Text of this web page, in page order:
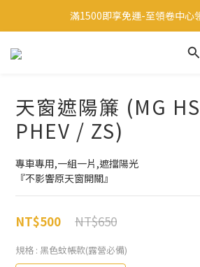
註冊會員享有200元
滿1500即享免運-至領卷中心
生日當天享有200元禮
天窗遮陽簾 (MG
PHEV / ZS)
專車專用,一組一片,遮擋陽光
『不影響原天窗開關』
NT$650
NT$500
規格 : 黑色蚊帳款(露營必備)